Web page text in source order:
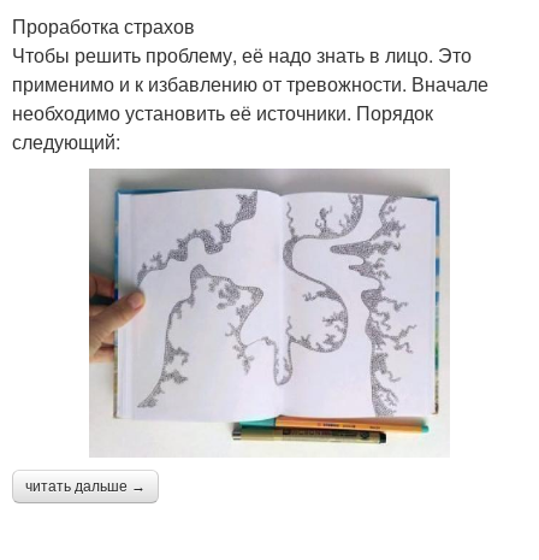
Проработка страхов
Чтобы решить проблему, её надо знать в лицо. Это
применимо и к избавлению от тревожности. Вначале
необходимо установить её источники. Порядок
следующий:
читать дальше →